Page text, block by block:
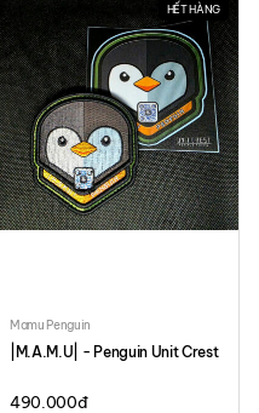
HẾT HÀNG
Mamu Penguin
|M.A.M.U| - Penguin Unit Crest
490.000đ